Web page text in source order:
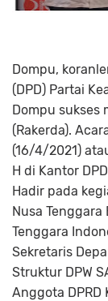
Dompu,
(DPD) Partai
Dompu sukses
(Rakerda).
(16/4/2021)
H di Kantor
Hadir pada
Nusa Tenggara
Tenggara
Sekretaris
Struktur DPW
Anggota DPRD